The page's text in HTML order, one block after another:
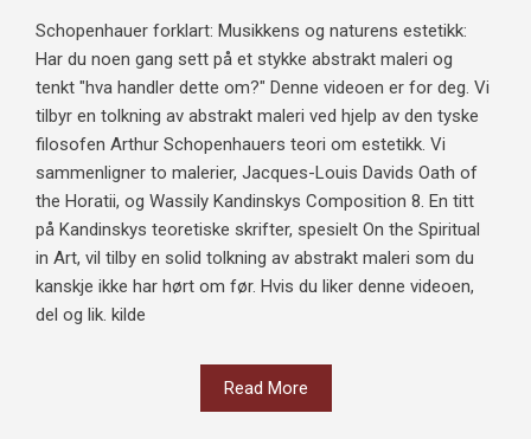
Schopenhauer forklart: Musikkens og naturens estetikk:
Har du noen gang sett på et stykke abstrakt maleri og
tenkt "hva handler dette om?" Denne videoen er for deg. Vi
tilbyr en tolkning av abstrakt maleri ved hjelp av den tyske
filosofen Arthur Schopenhauers teori om estetikk. Vi
sammenligner to malerier, Jacques-Louis Davids Oath of
the Horatii, og Wassily Kandinskys Composition 8. En titt
på Kandinskys teoretiske skrifter, spesielt On the Spiritual
in Art, vil tilby en solid tolkning av abstrakt maleri som du
kanskje ikke har hørt om før. Hvis du liker denne videoen,
del og lik. kilde
Read More